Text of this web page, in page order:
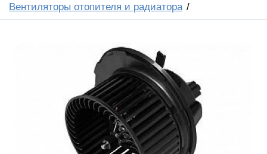
Вентиляторы отопителя и радиатора